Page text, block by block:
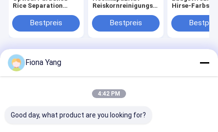
Rice Separation
Einzelschüsseln
Farbe Langkorn
Bestpreis
Reiskornreinigungs-
mit Japan für CCD-
Sensor 0,999
Bestpreis
Hirse-
WENYAO 2
CCD-Kamera
Farbsortierer
Reissiebung
Beseitigung
Startseite
Wenyao Intelligent Photoelectronic Technology Co., Ltd. All Rights
Reserved.
Fiona Yang
4:42 PM
Good day, what product are you looking for?